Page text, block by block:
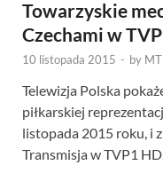
Towarzyskie
Czechami w
10 listopada 2015 - by MT
Telewizja Polska
piłkarskiej
listopada 2015 roku, i
Transmisja w TVP1